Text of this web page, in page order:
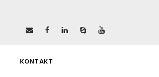
KONTAKT